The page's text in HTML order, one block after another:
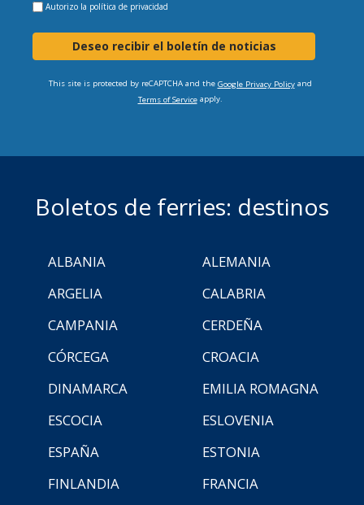
Autorizo la política de privacidad
Deseo recibir el boletín de noticias
This site is protected by reCAPTCHA and the Google Privacy Policyand
Terms of Serviceapply.
Boletos de ferries: destinos
ALBANIA
ALEMANIA
ARGELIA
CALABRIA
CAMPANIA
CERDEÑA
CÓRCEGA
CROACIA
DINAMARCA
EMILIA ROMAGNA
ESCOCIA
ESLOVENIA
ESPAÑA
ESTONIA
FINLANDIA
FRANCIA